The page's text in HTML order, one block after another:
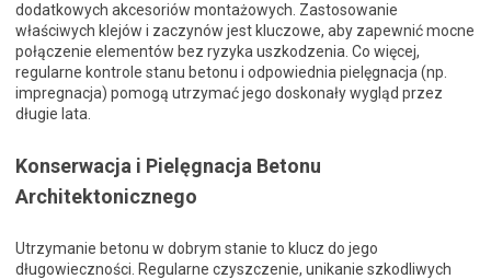
dodatkowych akcesoriów montażowych. Zastosowanie
właściwych klejów i zaczynów jest kluczowe, aby zapewnić mocne
połączenie elementów bez ryzyka uszkodzenia. Co więcej,
regularne kontrole stanu betonu i odpowiednia pielęgnacja (np.
impregnacja) pomogą utrzymać jego doskonały wygląd przez
długie lata.
Konserwacja i Pielęgnacja Betonu
Architektonicznego
Utrzymanie betonu w dobrym stanie to klucz do jego
długowieczności. Regularne czyszczenie, unikanie szkodliwych